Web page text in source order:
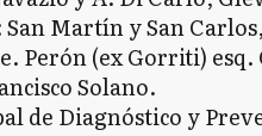
Martín y San
Perón (ex Gorriti)
Solano.
de Diagnóstico y